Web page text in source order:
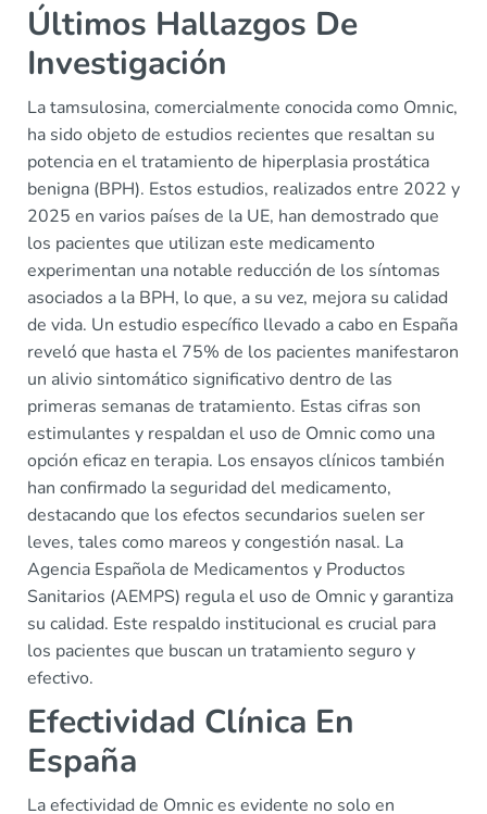
Últimos Hallazgos De
Investigación
La tamsulosina, comercialmente conocida como Omnic,
ha sido objeto de estudios recientes que resaltan su
potencia en el tratamiento de hiperplasia prostática
benigna (BPH). Estos estudios, realizados entre 2022 y
2025 en varios países de la UE, han demostrado que
los pacientes que utilizan este medicamento
experimentan una notable reducción de los síntomas
asociados a la BPH, lo que, a su vez, mejora su calidad
de vida. Un estudio específico llevado a cabo en España
reveló que hasta el 75% de los pacientes manifestaron
un alivio sintomático significativo dentro de las
primeras semanas de tratamiento. Estas cifras son
estimulantes y respaldan el uso de Omnic como una
opción eficaz en terapia. Los ensayos clínicos también
han confirmado la seguridad del medicamento,
destacando que los efectos secundarios suelen ser
leves, tales como mareos y congestión nasal. La
Agencia Española de Medicamentos y Productos
Sanitarios (AEMPS) regula el uso de Omnic y garantiza
su calidad. Este respaldo institucional es crucial para
los pacientes que buscan un tratamiento seguro y
efectivo.
Efectividad Clínica En
España
La efectividad de Omnic es evidente no solo en